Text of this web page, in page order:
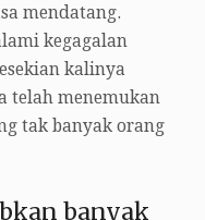
mendatang.
kegagalan
kalinya
telah menemukan
tak banyak orang
banyak